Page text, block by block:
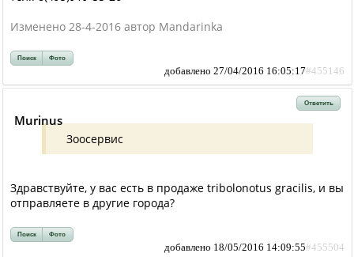
Изменено 28-4-2016 автор Mandarinka
Поиск Фото
добавлено 27/04/2016 16:05:17#455146
Ответить
Murinus
Зоосервис
Здравствуйте, у вас есть в продаже tribolonotus gracilis, и вы
отправляете в другие города?
Поиск Фото
добавлено 18/05/2016 14:09:55#455504